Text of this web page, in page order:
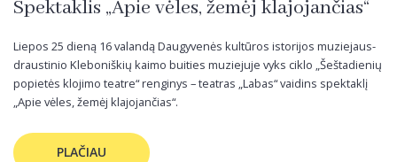
Spektaklis „Apie vėles, žemėj klajojančias“
Liepos 25 dieną 16 valandą Daugyvenės kultūros istorijos muziejaus-
draustinio Kleboniškių kaimo buities muziejuje vyks ciklo „Šeštadienių
popietės klojimo teatre“ renginys – teatras „Labas“ vaidins spektaklį
„Apie vėles, žemėj klajojančias“.
PLAČIAU